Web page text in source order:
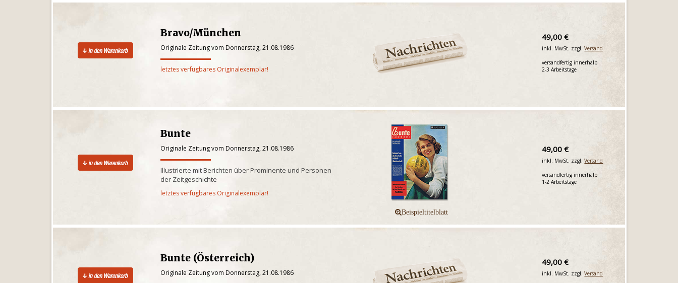
Bravo/München
Originale Zeitung vom Donnerstag, 21.08.1986
letztes verfügbares Originalexemplar!
49,00 €
inkl. MwSt. zzgl.Versand
versandfertig innerhalb
2-3 Arbeitstage
Bunte
Originale Zeitung vom Donnerstag, 21.08.1986
Illustrierte mit Berichten über Prominente und Personen
der Zeitgeschichte
letztes verfügbares Originalexemplar!
49,00 €
inkl. MwSt. zzgl.Versand
versandfertig innerhalb
1-2 Arbeitstage
Bunte (Österreich)
Originale Zeitung vom Donnerstag, 21.08.1986
49,00 €
inkl. MwSt. zzgl.Versand